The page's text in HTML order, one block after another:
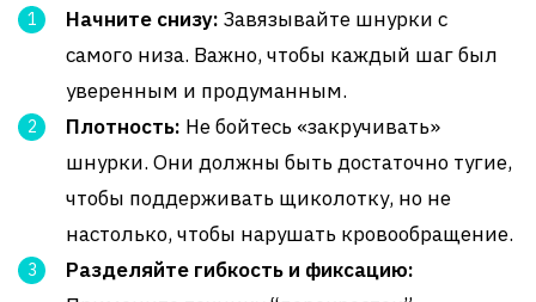
Начните снизу: Завязывайте шнурки с
самого низа. Важно, чтобы каждый шаг был
уверенным и продуманным.
Плотность: Не бойтесь «закручивать»
шнурки. Они должны быть достаточно тугие,
чтобы поддерживать щиколотку, но не
настолько, чтобы нарушать кровообращение.
Разделяйте гибкость и фиксацию: